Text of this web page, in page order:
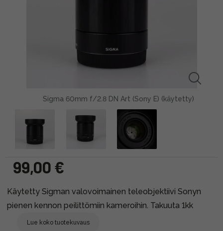
Sigma 60mm f/2.8 DN Art (Sony E) (käytetty)
99,00 €
Käytetty Sigman valovoimainen teleobjektiivi Sonyn
pienen kennon peilittömiin kameroihin. Takuuta 1kk
Lue koko tuotekuvaus